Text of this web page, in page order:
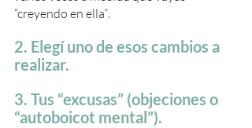
“creyendo en ella”.
2. Elegí uno de esos cambios a
realizar.
3. Tus “excusas” (objeciones o
“autoboicot mental”).